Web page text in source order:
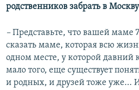
родственников забрать в
– Представьте, что вашей маме
сказать маме, которая всю
одном месте, у которой давний
мало того, еще существует
и родных, и друзей тоже уже...